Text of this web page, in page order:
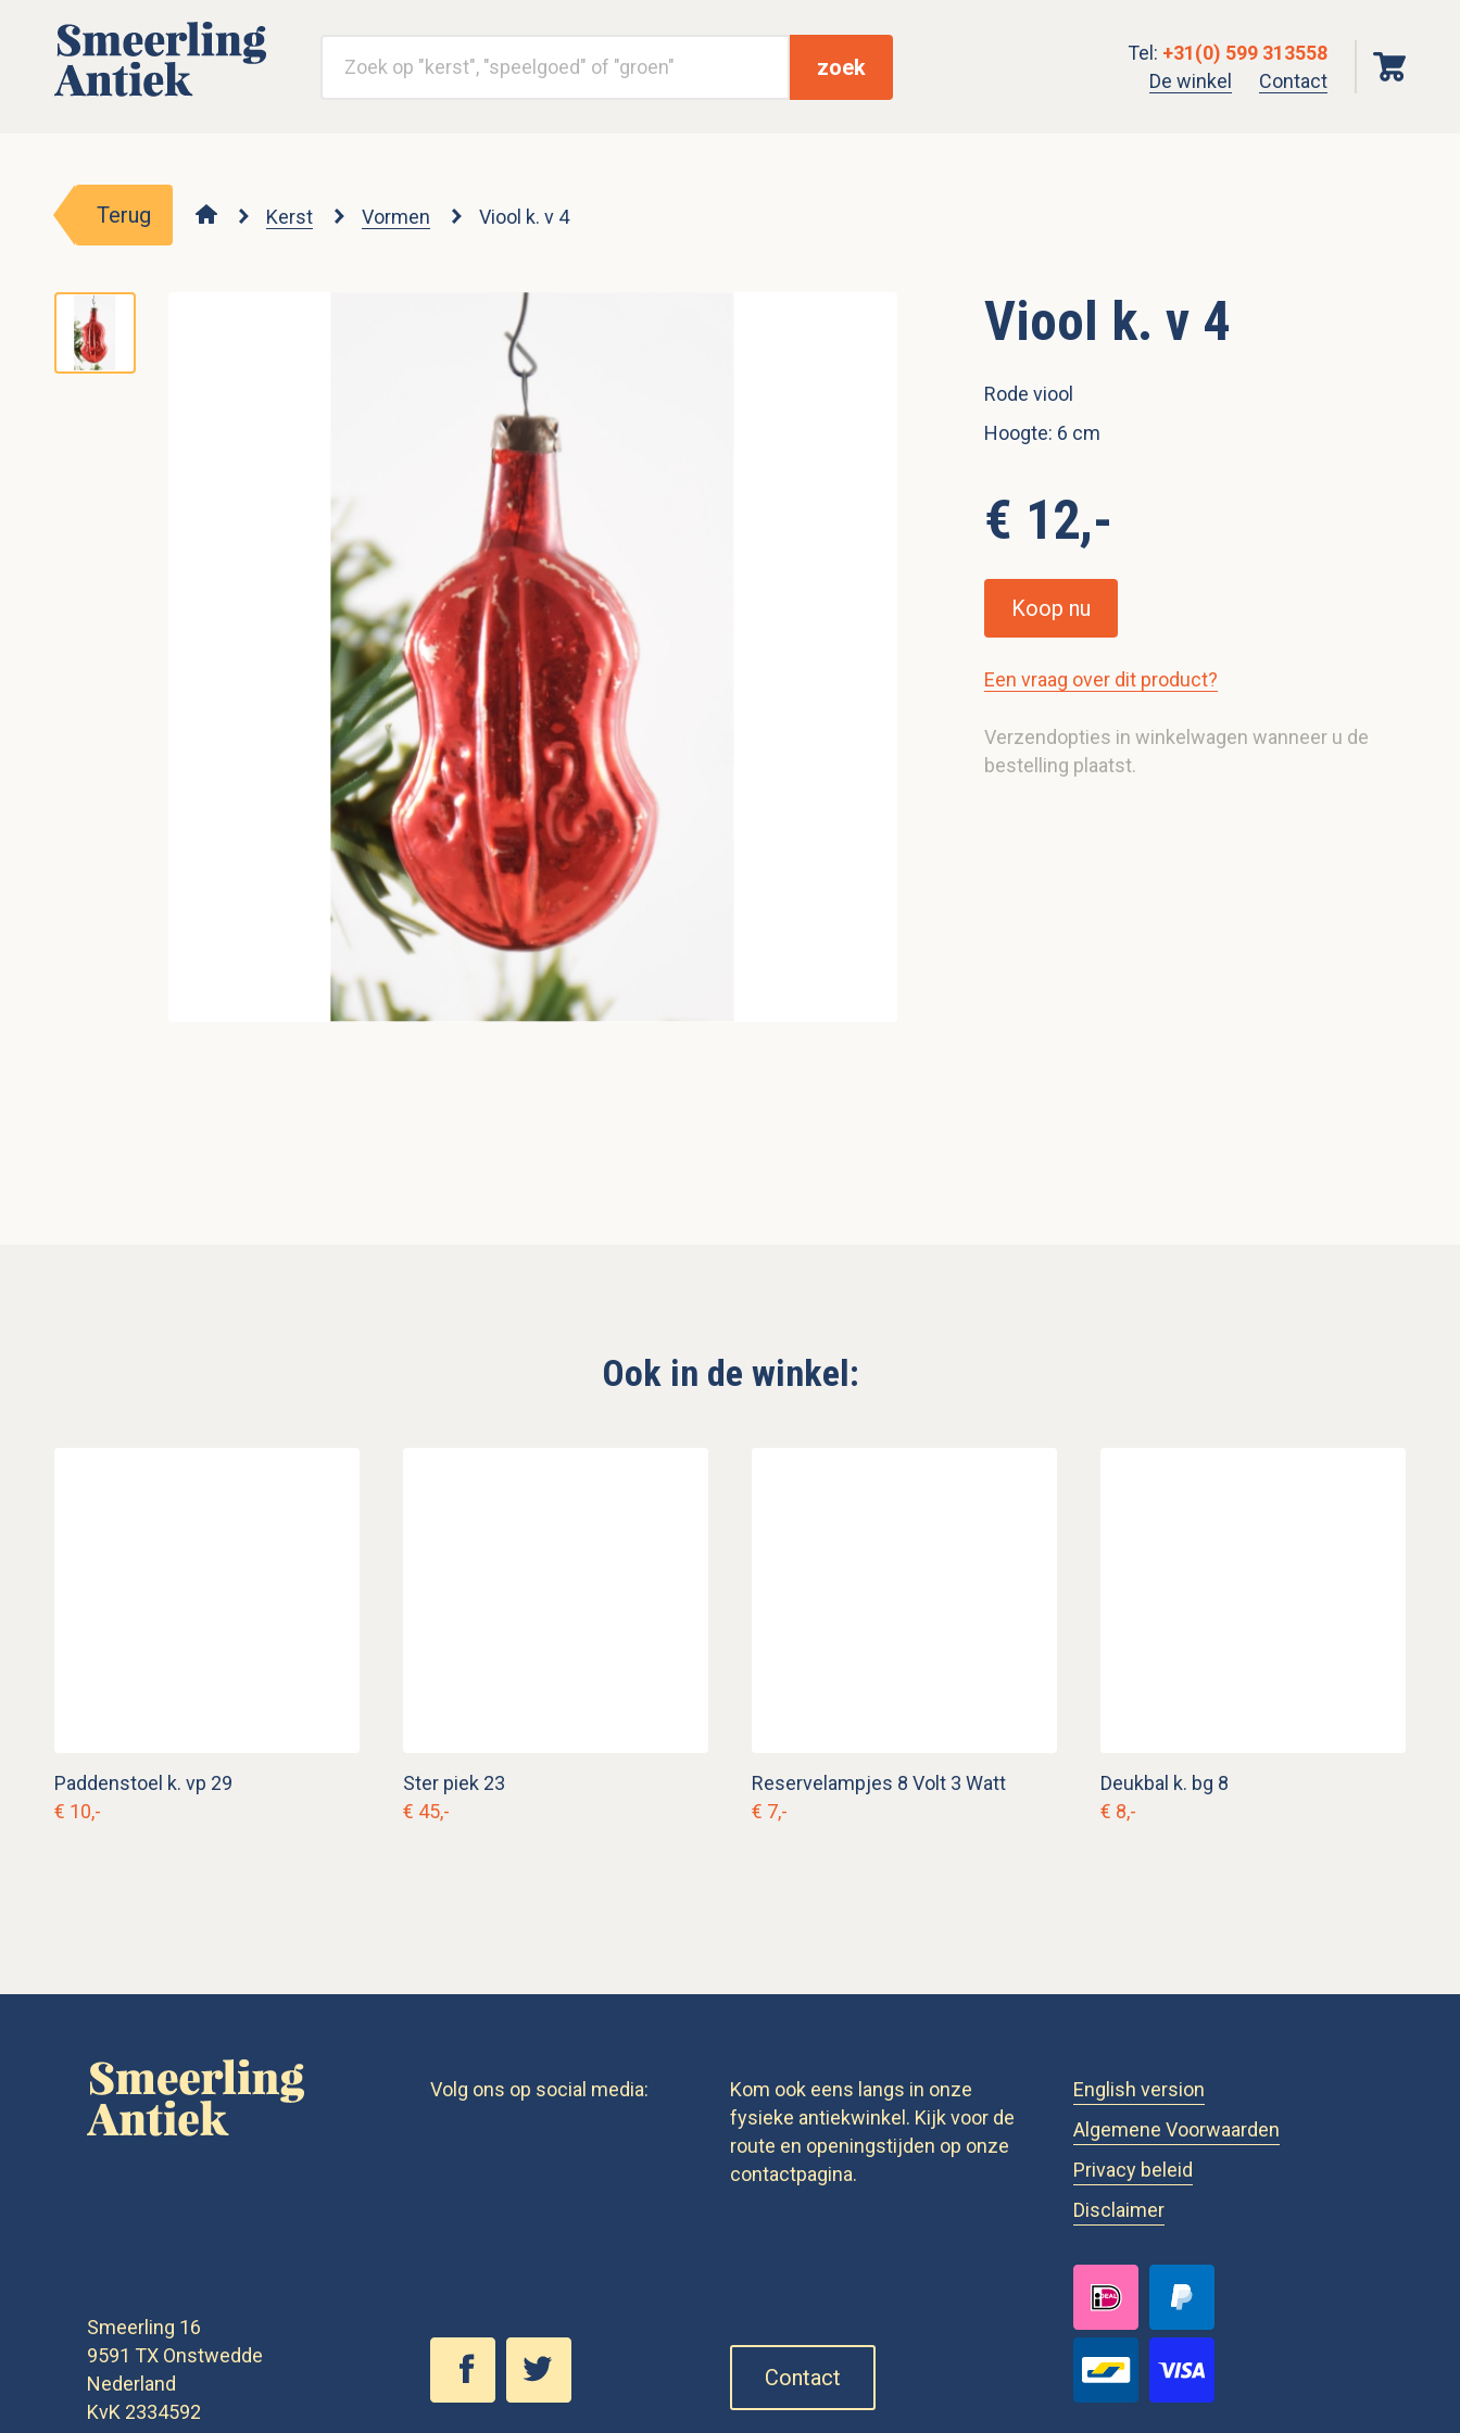
zoek
Tel: +31(0) 599 313558
De winkel
Contact
Terug Kerst Vormen Viool k. v 4
Viool k. v 4
Rode viool
Hoogte: 6 cm
€ 12,-
Koop nu
Een vraag over dit product?
Verzendopties in winkelwagen wanneer u de
bestelling plaatst.
Ook in de winkel:
Paddenstoel k. vp 29
€ 10,-
Ster piek 23
€ 45,-
Reservelampjes 8 Volt 3 Watt
€ 7,-
Deukbal k. bg 8
€ 8,-
Smeerling 16
9591 TX Onstwedde
Nederland
KvK 2334592
Volg ons op social media:
Kom ook eens langs in onze
fysieke antiekwinkel. Kijk voor de
route en openingstijden op onze
contactpagina.
Contact
English version
Algemene Voorwaarden
Privacy beleid
Disclaimer